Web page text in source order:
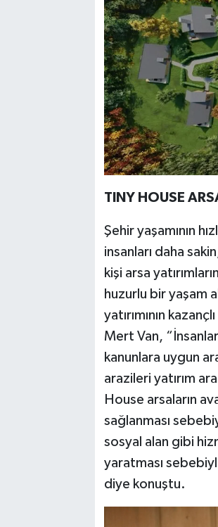
TINY HOUSE
Şehir yaşamının
insanları daha
kişi arsa
huzurlu bir yaşam
yatırımının
Mert Van,
kanunlara uygun
arazileri yatırım
House arsaların
sağlanması
sosyal alan gibi
yaratması
diye konuştu.